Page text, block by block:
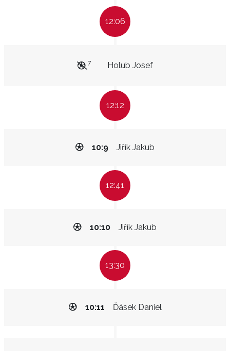
12:06
Holub Josef
7
12:12
Jiřík Jakub
10:9
12:41
Jiřík Jakub
10:10
13:30
Ďásek Daniel
10:11